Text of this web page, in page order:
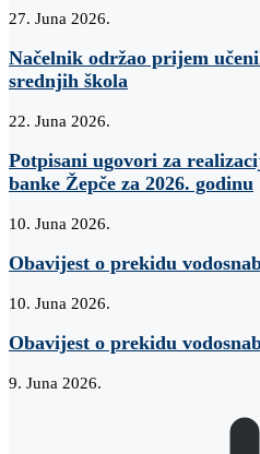
27. Juna 2026.
Načelnik održao prijem
srednjih škola
22. Juna 2026.
Potpisani ugovori za
banke Žepče za 2026. godinu
10. Juna 2026.
Obavijest o prekidu
10. Juna 2026.
Obavijest o prekidu
9. Juna 2026.